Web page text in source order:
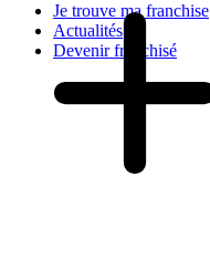
Je trouve ma franchise
Actualités
Devenir franchisé